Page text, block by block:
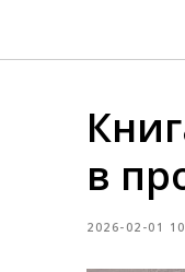
в
2026-02-01